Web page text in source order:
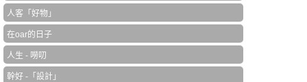
人客「好物」
在oar的日子
人生 - 嘮叨
幹好 -「設計」